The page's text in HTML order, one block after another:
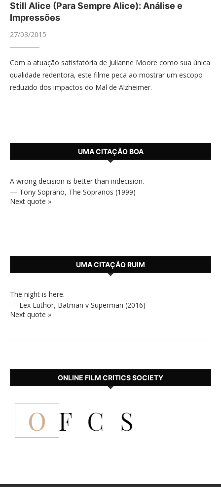
Still Alice (Para Sempre Alice): Análise e
Impressões
27/03/2015
Com a atuação satisfatória de Julianne Moore como sua única
qualidade redentora, este filme peca ao mostrar um escopo
reduzido dos impactos do Mal de Alzheimer.
UMA CITAÇÃO BOA
A wrong decision is better than indecision.
— Tony Soprano, The Sopranos (1999)
Next quote »
UMA CITAÇÃO RUIM
The night is here.
— Lex Luthor, Batman v Superman (2016)
Next quote »
ONLINE FILM CRITICS SOCIETY